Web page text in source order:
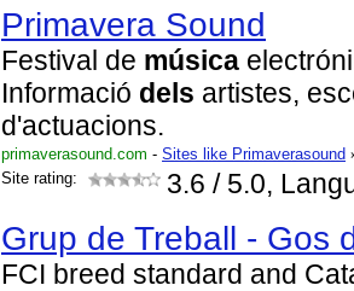
Primavera Sound
Festival de música
Informació dels artistes,
d'actuacions.
primaverasound.com - Sites like Primaverasound
Site rating:
3.6 / 5.0,
Grup de Treball - Gos
FCI breed standard and